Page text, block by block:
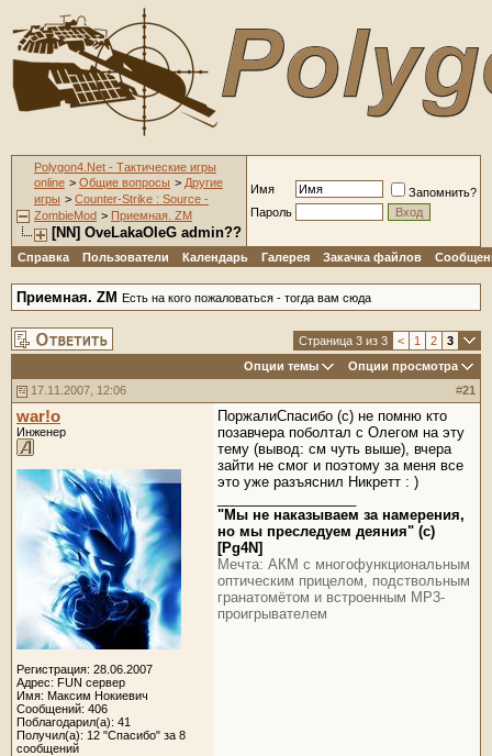
Polygon4.Net - Тактические игры
online > Общие вопросы > Другие
игры > Counter-Strike : Source -
ZombieMod > Приемная. ZM
[NN] OveLakaOleG admin??
Имя
Запомнить?
Пароль
Справка Пользователи Календарь Галерея Закачка файлов
Приемная. ZM Есть на кого пожаловаться - тогда вам сюда
Страница 3 из 3 < 1 2
3
Опции темы
Опции просмотра
17.11.2007, 12:06
#21
war!o
Инженер
Регистрация: 28.06.2007
Адрес: FUN сервер
Имя: Максим Нокиевич
Сообщений: 406
Поблагодарил(а): 41
Получил(а): 12 "Спасибо" за 8
сообщений
ПоржалиСпасибо (с) не помню кто
позавчера поболтал с Олегом на эту
тему (вывод: см чуть выше), вчера
зайти не смог и поэтому за меня все
это уже разъяснил Никретт : )
"Мы не наказываем за намерения,
но мы преследуем деяния" (c)
[Pg4N]
Мечта: АКМ с многофункциональным
оптическим прицелом, подствольным
гранатомётом и встроенным МР3-
проигрывателем